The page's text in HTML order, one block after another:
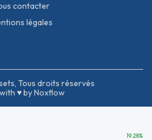
contacter
légales
Tous droits réservés
♥ by Noxflow
19.28%